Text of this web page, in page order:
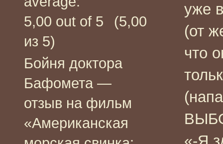
(5,00
из 5)
Бойня доктора
Бафомета —
отзыв на фильм
«Американская
уже
(от
что